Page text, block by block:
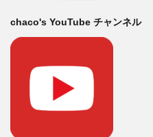
chaco's YouTube チャンネル